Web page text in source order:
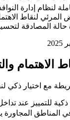
لنظام إدارة
لنقاط
المصادقة
الاهتمام
مع اختيار ذكي
ذكية للتمييز عند
المناطق المجاورة